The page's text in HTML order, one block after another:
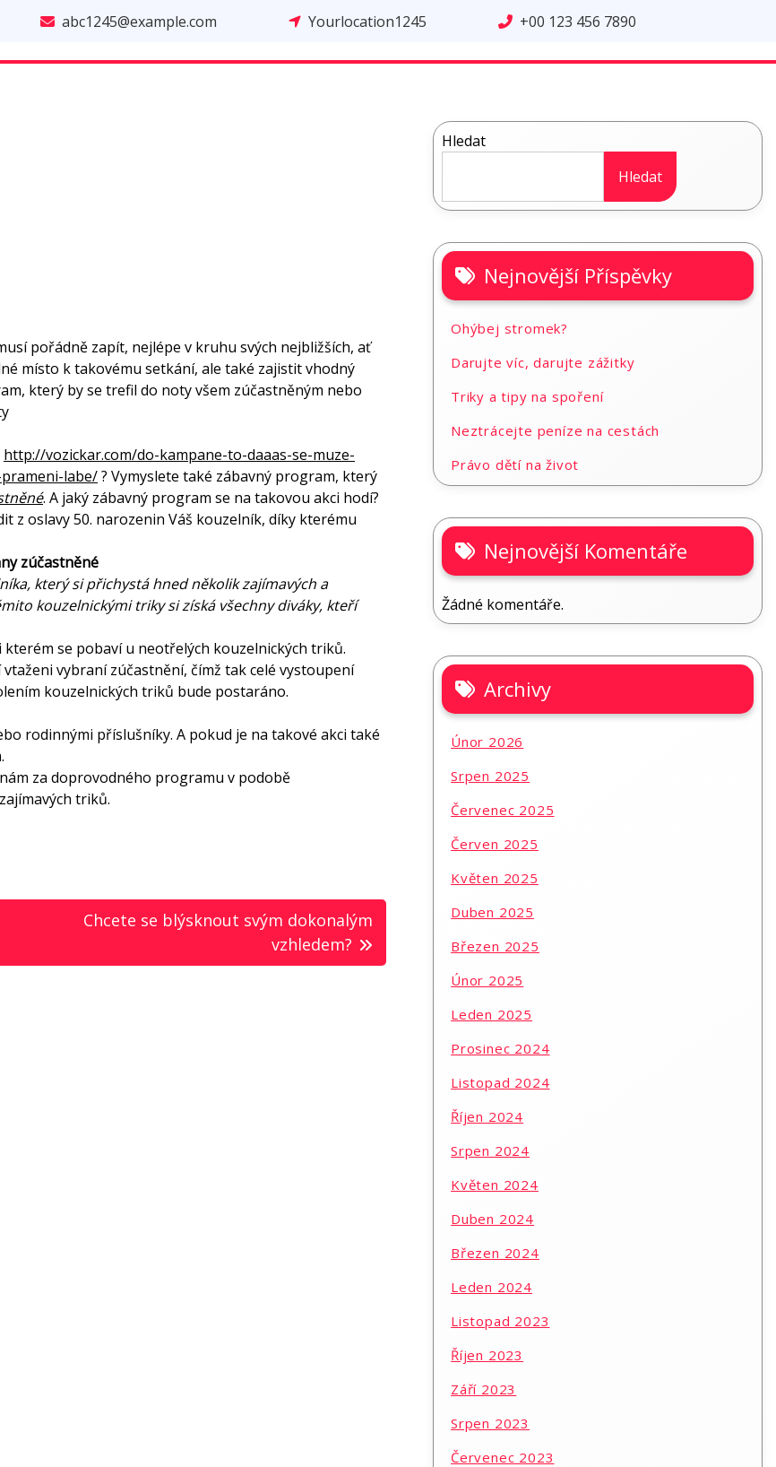
abc1245@example.com Yourlocation1245 +00 123 456 7890
pořádně zapít, nejlépe v kruhu svých nejbližších, ať
místo k takovému setkání, ale také zajistit vhodný
který by se trefil do noty všem zúčastněným nebo
http://vozickar.com/do-kampane-to-daaas-se-muze-
labe/? Vymyslete také zábavný program, který
. A jaký zábavný program se na takovou akci hodí?
z oslavy 50. narozenin Váš kouzelník, díky kterému
zúčastněné
který si přichystá hned několik zajímavých a
kouzelnickými triky si získá všechny diváky, kteří
se pobaví u neotřelých kouzelnických triků.
vybraní zúčastnění, čímž tak celé vystoupení
kouzelnických triků bude postaráno.
rodinnými příslušníky. A pokud je na takové akci také
za doprovodného programu v podobě
triků.
Chcete se blýsknout svým dokonalým
vzhledem?
Hledat
Hledat
Nejnovější Příspěvky
Ohýbej stromek?
Darujte víc, darujte zážitky
Triky a tipy na spoření
Neztrácejte peníze na cestách
Právo dětí na život
Nejnovější Komentáře
Žádné komentáře.
Archivy
Únor 2026
Srpen 2025
Červenec 2025
Červen 2025
Květen 2025
Duben 2025
Březen 2025
Únor 2025
Leden 2025
Prosinec 2024
Listopad 2024
Říjen 2024
Srpen 2024
Květen 2024
Duben 2024
Březen 2024
Leden 2024
Listopad 2023
Říjen 2023
Září 2023
Srpen 2023
Červenec 2023